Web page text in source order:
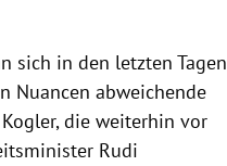
sich in den letzten Tagen
Nuancen abweichende
, die weiterhin vor
Rudi